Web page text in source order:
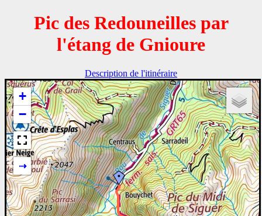
Pic des Redouneilles par
l'étang de Gnioure
Description de l'itinéraire
+
−
⇢